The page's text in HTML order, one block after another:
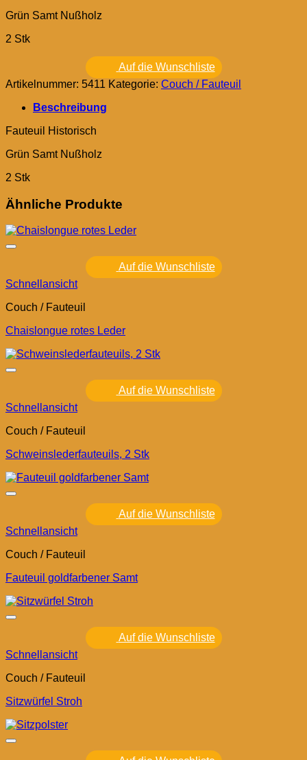
Grün Samt Nußholz
2 Stk
Auf die Wunschliste
Artikelnummer: 5411 Kategorie: Couch / Fauteuil
Beschreibung
Fauteuil Historisch
Grün Samt Nußholz
2 Stk
Ähnliche Produkte
Auf die Wunschliste
Schnellansicht
Couch / Fauteuil
Chaislongue rotes Leder
Auf die Wunschliste
Schnellansicht
Couch / Fauteuil
Schweinslederfauteuils, 2 Stk
Auf die Wunschliste
Schnellansicht
Couch / Fauteuil
Fauteuil goldfarbener Samt
Auf die Wunschliste
Schnellansicht
Couch / Fauteuil
Sitzwürfel Stroh